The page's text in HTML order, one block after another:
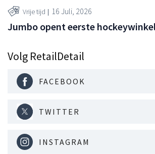
Vrije tijd 16 Juli, 2026
Jumbo opent eerste
Volg RetailDetail
FACEBOOK
TWITTER
INSTAGRAM